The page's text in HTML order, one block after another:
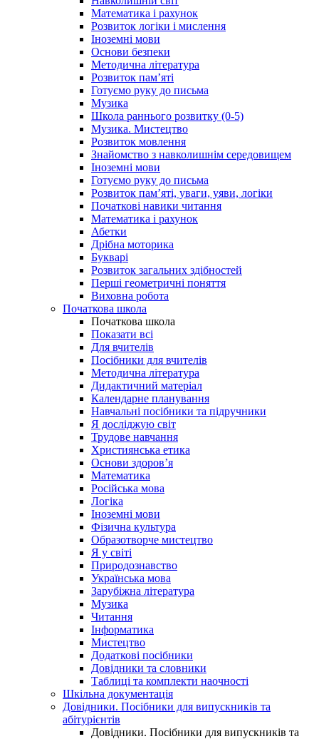
Математика і рахунок
Розвиток логіки і мислення
Іноземні мови
Основи безпеки
Методична література
Розвиток пам’яті
Готуємо руку до письма
Музика
Школа раннього розвитку (0-5)
Музика. Мистецтво
Розвиток мовлення
Знайомство з навколишнім середовищем
Іноземні мови
Готуємо руку до письма
Розвиток пам’яті, уваги, уяви, логіки
Початкові навики читання
Математика і рахунок
Абетки
Дрібна моторика
Букварі
Розвиток загальних здібностей
Перші геометричні поняття
Виховна робота
Початкова школа
Початкова школа
Показати всі
Для вчителів
Посібники для вчителів
Методична література
Дидактичний матеріал
Календарне планування
Навчальні посібники та підручники
Я досліджую світ
Трудове навчання
Християнська етика
Основи здоров’я
Математика
Російська мова
Логіка
Іноземні мови
Фізична культура
Образотворче мистецтво
Я у світі
Природознавство
Українська мова
Зарубіжна література
Музика
Читання
Інформатика
Мистецтво
Додаткові посібники
Довідники та словники
Таблиці та комплекти наочності
Шкільна документація
Довідники. Посібники для випускників та
абітурієнтів
Довідники. Посібники для випускників та